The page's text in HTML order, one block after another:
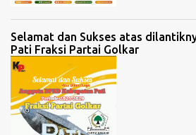
Selamat dan Sukses atas
Pati Fraksi Partai Golkar